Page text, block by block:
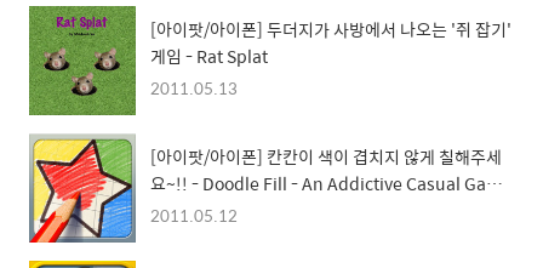
[아이팟/아이폰] 두더지가 사방에서 나오는 '쥐 잡기'
게임 - Rat Splat
2011.05.13
[아이팟/아이폰] 칸칸이 색이 겹치지 않게 칠해주세
요~!! - Doodle Fill - An Addictive Casual Game
For All
2011.05.12